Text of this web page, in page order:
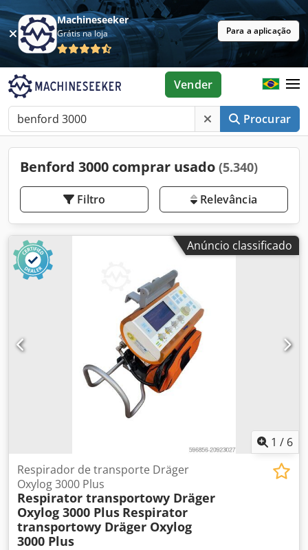
Machineseeker
Grátis na loja Para a aplicação
Procurar
Vender
Benford 3000 comprar usado (5.340)
Filtro Relevância
Anúncio classificado
1 / 6
Respirador de transporte Dräger
Oxylog 3000 Plus
Respirator transportowy Dräger
Oxylog 3000 Plus Respirator
transportowy Dräger Oxylog
3000 Plus